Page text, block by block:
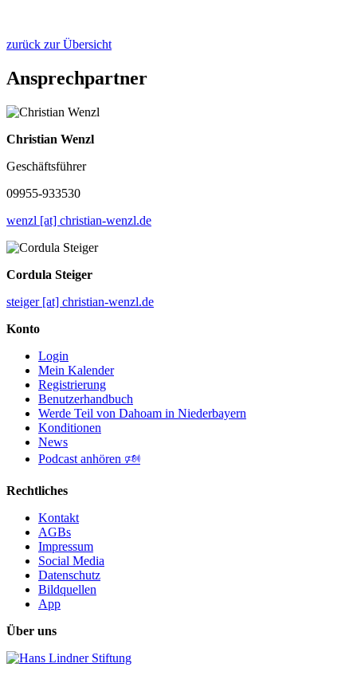
zurück zur Übersicht
Ansprechpartner
Christian Wenzl
Geschäftsführer
09955-933530
wenzl [at] christian-wenzl.de
Cordula Steiger
steiger [at] christian-wenzl.de
Konto
Login
Mein Kalender
Registrierung
Benutzerhandbuch
Werde Teil von Dahoam in Niederbayern
Konditionen
News
Podcast anhören 🕬
Rechtliches
Kontakt
AGBs
Impressum
Social Media
Datenschutz
Bildquellen
App
Über uns